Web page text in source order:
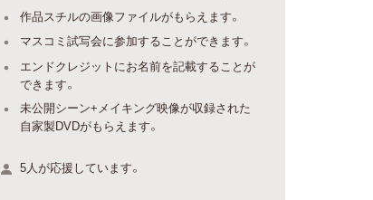
作品スチルの画像ファイルがもらえます。
マスコミ試写会に参加することができます。
エンドクレジットにお名前を記載することが
できます。
未公開シーン+メイキング映像が収録された
自家製DVDがもらえます。
5人が応援しています。